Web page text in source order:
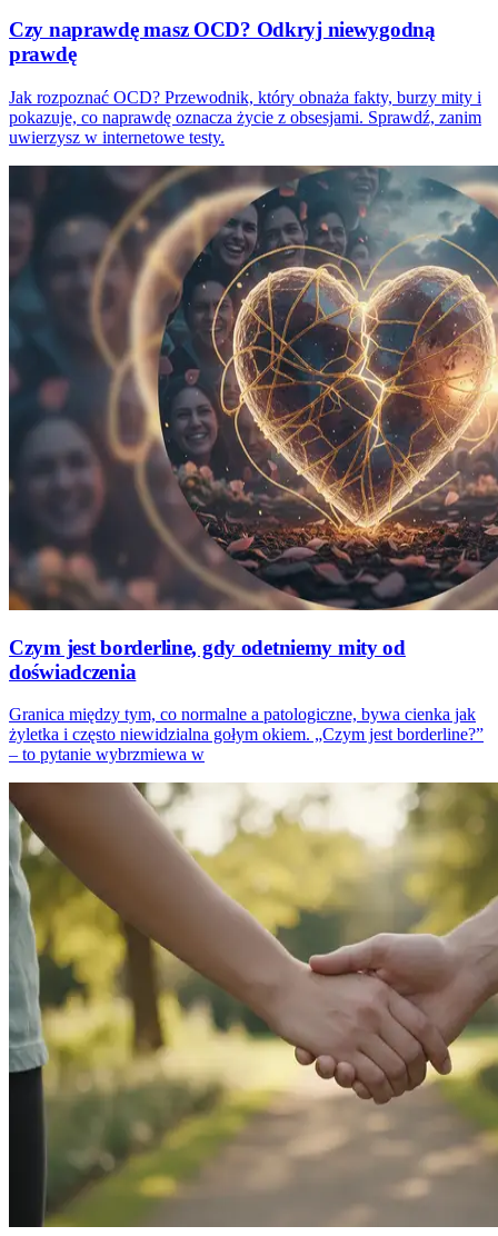
Czy naprawdę masz OCD? Odkryj niewygodną
prawdę
Jak rozpoznać OCD? Przewodnik, który obnaża fakty, burzy mity i
pokazuje, co naprawdę oznacza życie z obsesjami. Sprawdź, zanim
uwierzysz w internetowe testy.
Czym jest borderline, gdy odetniemy mity od
doświadczenia
Granica między tym, co normalne a patologiczne, bywa cienka jak
żyletka i często niewidzialna gołym okiem. „Czym jest borderline?”
– to pytanie wybrzmiewa w